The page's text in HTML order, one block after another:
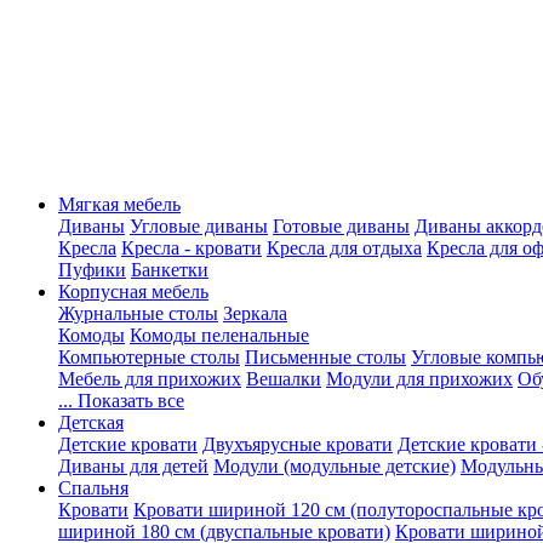
Мягкая мебель
Диваны Угловые диваны Готовые диваны Диваны
Кресла Кресла - кровати Кресла для отдыха Кресла для
Пуфики Банкетки
Корпусная мебель
Журнальные столы Зеркала
Комоды Комоды пеленальные
Компьютерные столы Письменные столы Угловые
Мебель для прихожих Вешалки Модули для прихожих
... Показать все
Детская
Детские кровати Двухъярусные кровати Детские
Диваны для детей Модули (модульные детские)
Спальня
Кровати Кровати шириной 120 см (полутороспальные
шириной 180 см (двуспальные кровати) Кровати